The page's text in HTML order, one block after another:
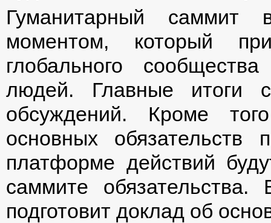
Гуманитарный саммит
моментом, который
глобального
людей. Главные итоги
обсуждений. Кроме
основных
платформе действий
саммите
подготовит доклад об